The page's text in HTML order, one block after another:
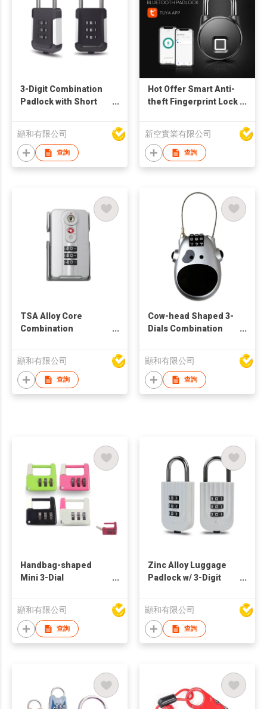
3-Digit Combination
Padlock with Short
顯和有限公司
查詢
Hot Offer Smart Anti-
theft Fingerprint Lock
新空實業有限公司
查詢
TSA Alloy Core
Combination
顯和有限公司
查詢
Cow-head Shaped 3-
Dials Combination
顯和有限公司
查詢
Handbag-shaped
Mini 3-Dial
顯和有限公司
查詢
Zinc Alloy Luggage
Padlock w/ 3-Digit
顯和有限公司
查詢